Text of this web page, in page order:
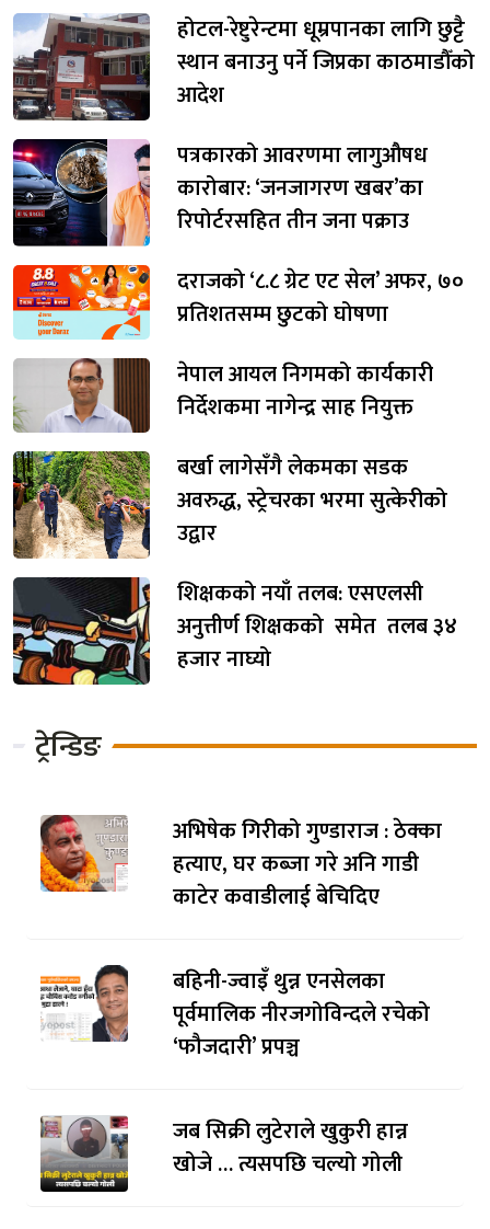
होटल-रेष्टुरेन्टमा धूम्रपानका लागि छुट्टै
स्थान बनाउनु पर्ने जिप्रका काठमाडौँको
आदेश
पत्रकारको आवरणमा लागुऔषध
कारोबार: ‘जनजागरण खबर’का
रिपोर्टरसहित तीन जना पक्राउ
दराजको ‘८.८ ग्रेट एट सेल’ अफर, ७०
प्रतिशतसम्म छुटको घोषणा
नेपाल आयल निगमको कार्यकारी
निर्देशकमा नागेन्द्र साह नियुक्त
बर्खा लागेसँगै लेकमका सडक
अवरुद्ध, स्ट्रेचरका भरमा सुत्केरीको
उद्वार
शिक्षकको नयाँ तलब: एसएलसी
अनुत्तीर्ण शिक्षकको समेत तलब ३४
हजार नाघ्यो
ट्रेन्डिङ
अभिषेक गिरीको गुण्डाराज : ठेक्का
हत्याए, घर कब्जा गरे अनि गाडी
काटेर कवाडीलाई बेचिदिए
बहिनी-ज्वाइँ थुन्न एनसेलका
पूर्वमालिक नीरजगोविन्दले रचेको
‘फौजदारी’ प्रपञ्च
जब सिक्री लुटेराले खुकुरी हान्न
खोजे … त्यसपछि चल्यो गोली